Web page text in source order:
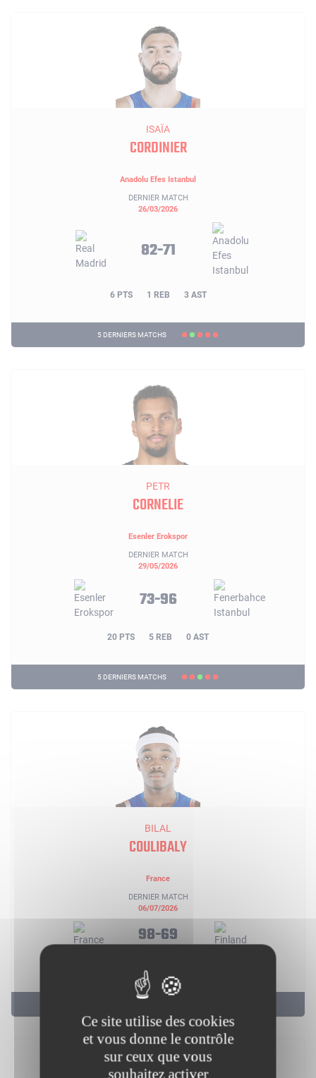
ISAÏA
CORDINIER
Anadolu Efes Istanbul
DERNIER MATCH
26/03/2026
82-71
6 PTS 1 REB 3 AST
5 DERNIERS MATCHS
PETR
CORNELIE
Esenler Erokspor
DERNIER MATCH
29/05/2026
73-96
20 PTS 5 REB 0 AST
5 DERNIERS MATCHS
BILAL
COULIBALY
France
DERNIER MATCH
06/07/2026
98-69
Ce site utilise des cookies
et vous donne le contrôle
sur ceux que vous
souhaitez activer